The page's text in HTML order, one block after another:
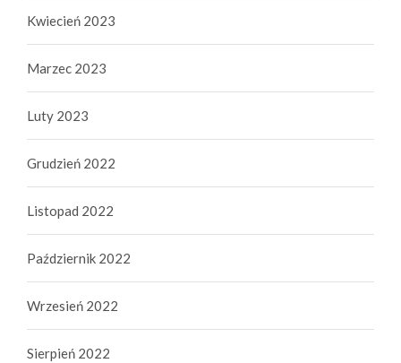
Kwiecień 2023
Marzec 2023
Luty 2023
Grudzień 2022
Listopad 2022
Październik 2022
Wrzesień 2022
Sierpień 2022